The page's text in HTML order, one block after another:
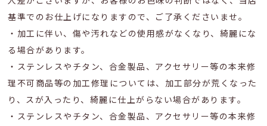
基準でのお仕上げになりますので、ご了承くださいませ。
・加工に伴い、傷や汚れなどの使用感がなくなり、綺麗にな
る場合があります。
・ステンレスやチタン、合金製品、アクセサリー等の本来修
理不可商品等の加工修理については、加工部分が荒くなった
り、スが入ったり、綺麗に仕上がらない場合があります。
・ステンレスやチタン、合金製品、アクセサリー等の本来修